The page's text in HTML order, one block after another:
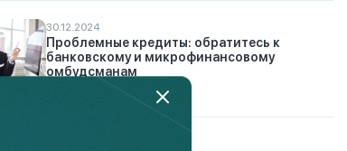
30.12.2024
Проблемные кредиты: обратитесь к
банковскому и микрофинансовому
омбудсманам